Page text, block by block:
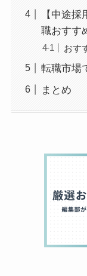
【中途
職おすす
おす
転職市場
まとめ